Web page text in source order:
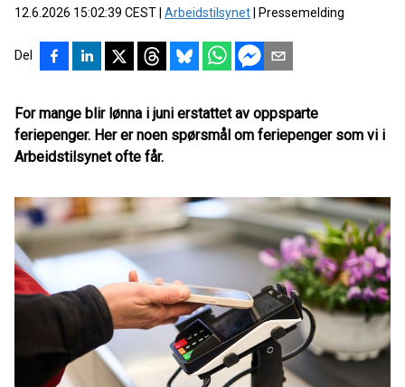
12.6.2026 15:02:39 CEST Arbeidstilsynet Pressemelding
Del
For mange blir lønna i juni erstattet av oppsparte
feriepenger. Her er noen spørsmål om feriepenger som vi i
Arbeidstilsynet ofte får.